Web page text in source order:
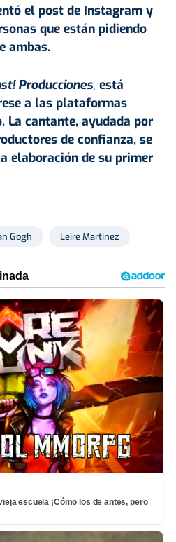
el post de Instagram y
que están pidiendo
ambas.
Producciones, está
a las plataformas
La cantante, ayudada por
de confianza, se
elaboración de su primer
Gogh Leire Martínez
escuela ¡Cómo los de antes, pero